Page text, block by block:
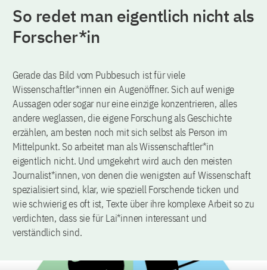
So redet man eigentlich nicht als
Forscher*in
Gerade das Bild vom Pubbesuch ist für viele
Wissenschaftler*innen ein Augenöffner. Sich auf wenige
Aussagen oder sogar nur eine einzige konzentrieren, alles
andere weglassen, die eigene Forschung als Geschichte
erzählen, am besten noch mit sich selbst als Person im
Mittelpunkt. So arbeitet man als Wissenschaftler*in
eigentlich nicht. Und umgekehrt wird auch den meisten
Journalist*innen, von denen die wenigsten auf Wissenschaft
spezialisiert sind, klar, wie speziell Forschende ticken und
wie schwierig es oft ist, Texte über ihre komplexe Arbeit so zu
verdichten, dass sie für Lai*innen interessant und
verständlich sind.